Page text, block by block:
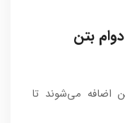
بتن
اضافه می‌شوند تا